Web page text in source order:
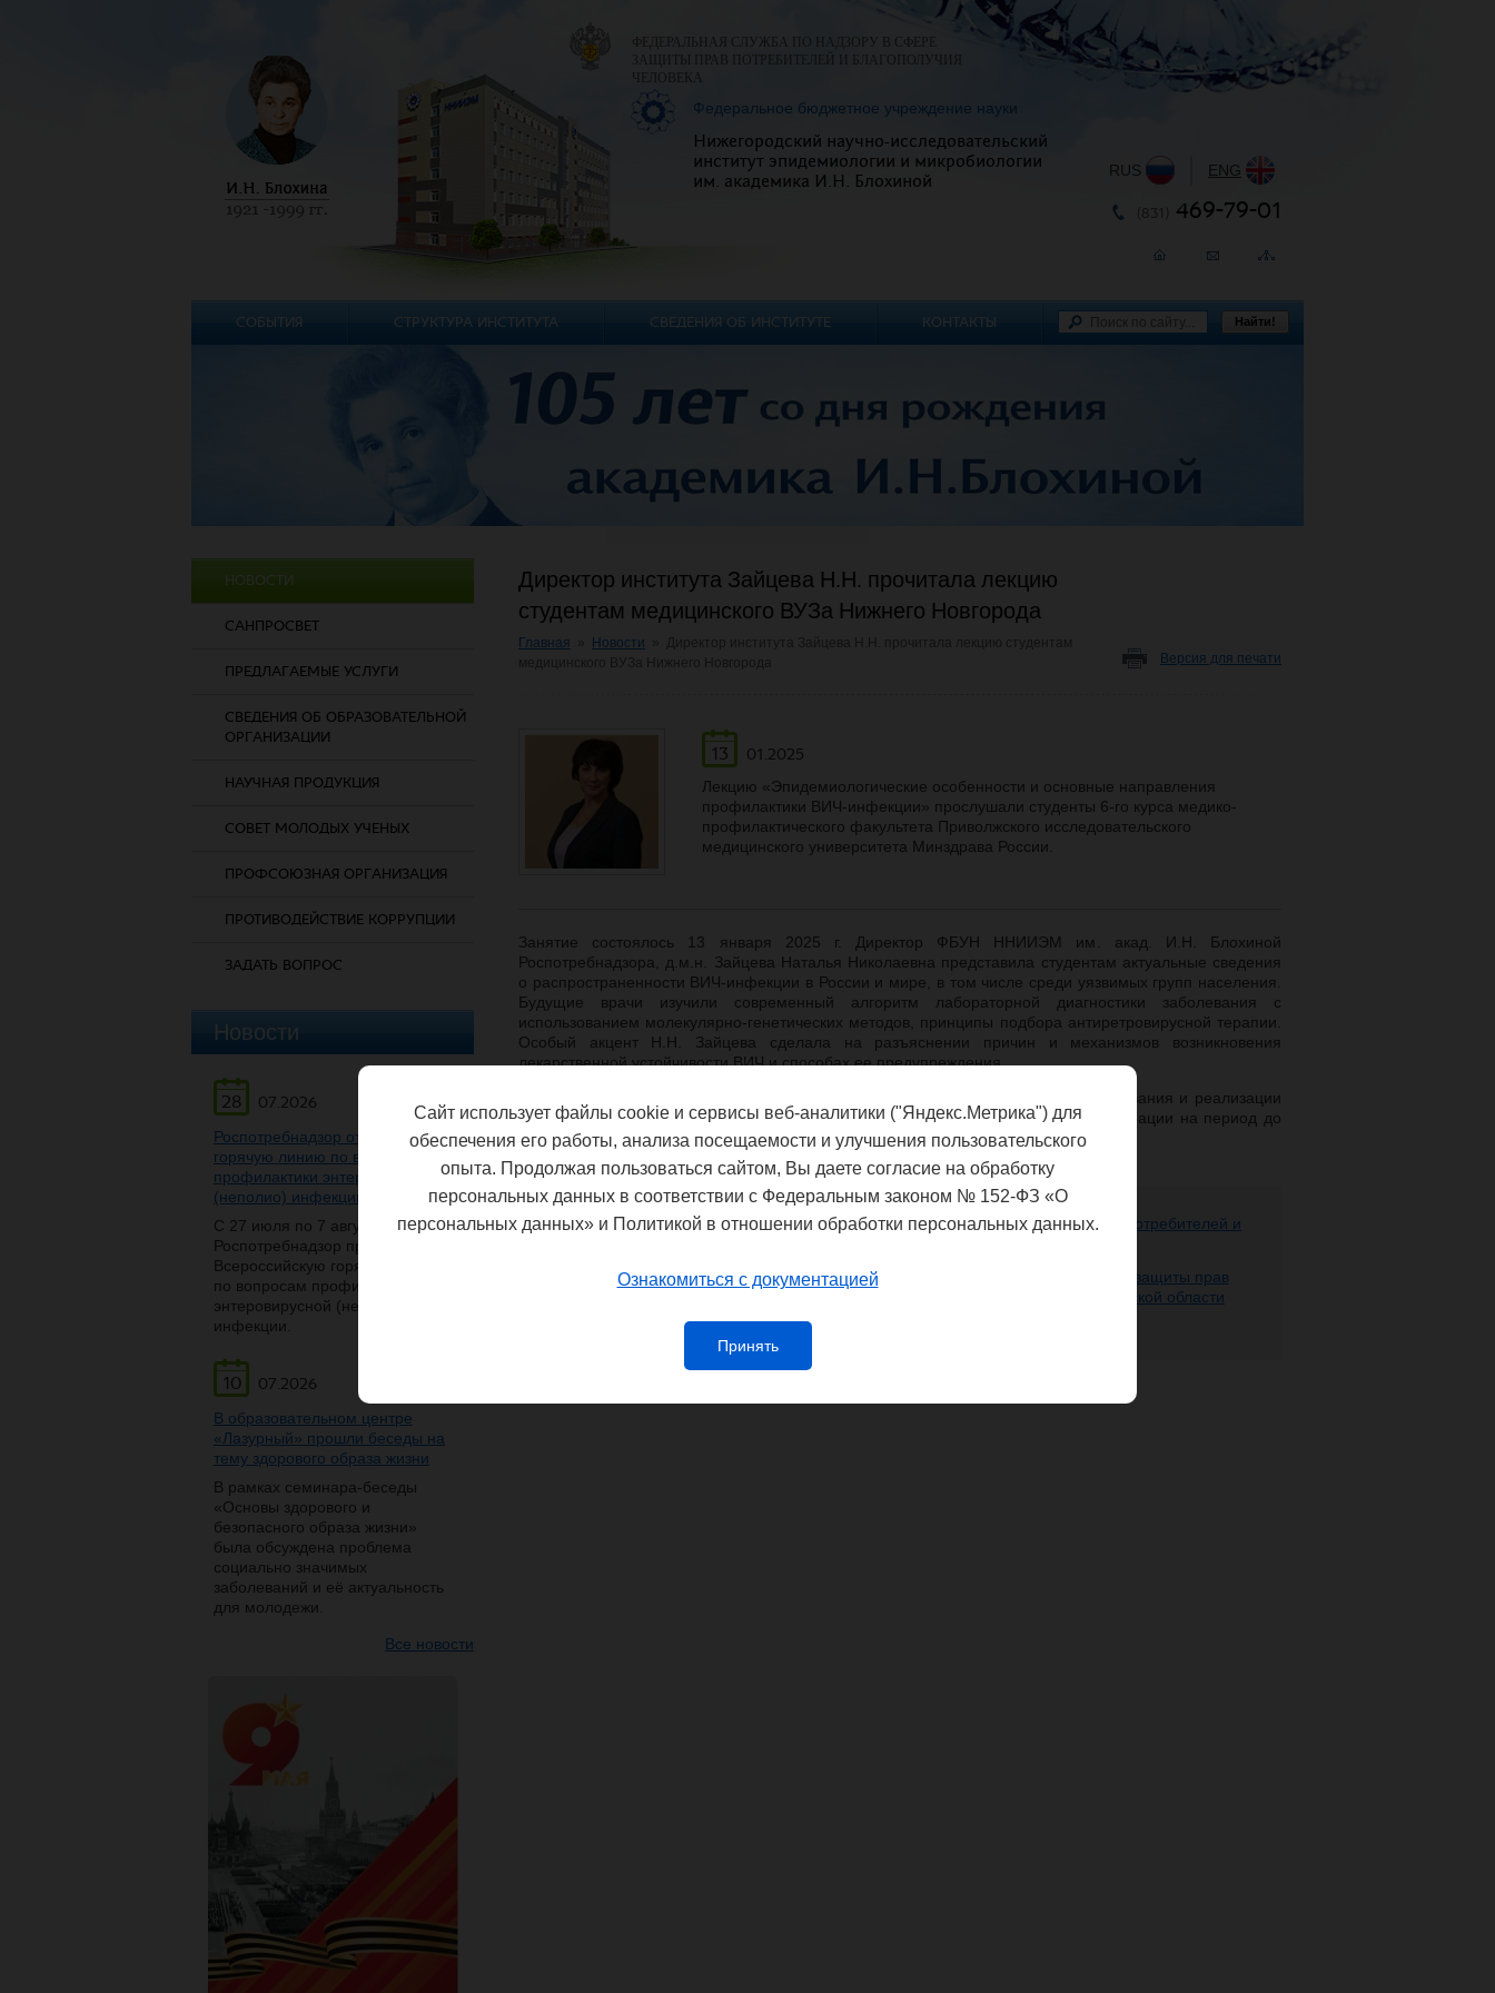
НОВОСТИ
САНПРОСВЕТ
ПРЕДЛАГАЕМЫЕ УСЛУГИ
СВЕДЕНИЯ ОБ ОБРАЗОВАТЕЛЬНОЙ
ОРГАНИЗАЦИИ
НАУЧНАЯ ПРОДУКЦИЯ
СОВЕТ МОЛОДЫХ УЧЕНЫХ
ПРОФСОЮЗНАЯ ОРГАНИЗАЦИЯ
ПРОТИВОДЕЙСТВИЕ КОРРУПЦИИ
ЗАДАТЬ ВОПРОС
Новости
28
07.2026
Роспотребнадзор открывает
горячую линию по вопросам
профилактики энтеровирусной
(неполио) инфекции
С 27 июля по 7 августа
Роспотребнадзор проведет
Всероссийскую горячую линию
по вопросам профилактики
энтеровирусной (неполио)
инфекции.
10
07.2026
В образовательном центре
«Лазурный» прошли беседы на
тему здорового образа жизни
В рамках семинара-беседы
«Основы здорового и
безопасного образа жизни»
была обсуждена проблема
социально значимых
заболеваний и её актуальность
для молодежи.
Все новости
Директор института Зайцева Н.Н. прочитала лекцию
студентам медицинского ВУЗа Нижнего Новгорода
Главная Новости
Версия для печати
13
01.2025
Лекцию «Эпидемиологические особенности и основные направления
профилактики ВИЧ-инфекции» прослушали студенты 6-го курса медико-
профилактического факультета Приволжского исследовательского
медицинского университета Минздрава России.
Занятие состоялось 13 января 2025 г. Директор ФБУН ННИИЭМ им. акад. И.Н. Блохиной
Роспотребнадзора, д.м.н. Зайцева Наталья Николаевна представила студентам актуальные сведения
о распространенности ВИЧ-инфекции в России и мире, в том числе среди уязвимых групп населения.
Будущие врачи изучили современный алгоритм лабораторной диагностики заболевания с
использованием молекулярно-генетических методов, принципы подбора антиретровирусной терапии.
Особый акцент Н.Н. Зайцева сделала на разъяснении причин и механизмов возникновения
лекарственной устойчивости ВИЧ и способах ее предупреждения.
В рамках лекции также были освещены основные аспекты профилактики заболевания и реализации
Стратегии противодействия распространению ВИЧ-инфекции в Российской Федерации на период до
2030 г.
Федеральная служба по надзору в сфере защиты прав потребителей и
Управление Федеральной службы по надзору в сфере защиты прав
потребителей и благополучия человека по Нижегородской области
ФЕДЕРАЛЬНАЯ СЛУЖБА ПО НАДЗОРУ В СФЕРЕ
ЗАЩИТЫ ПРАВ ПОТРЕБИТЕЛЕЙ И БЛАГОПОЛУЧИЯ
ЧЕЛОВЕКА
Федеральное бюджетное учреждение науки
Нижегородский научно-исследовательский
институт эпидемиологии и микробиологии
им. академика И.Н. Блохиной
RUS ENG
469-79-01
СОБЫТИЯ СТРУКТУРА ИНСТИТУТА СВЕДЕНИЯ ОБ ИНСТИТУТЕ КОНТАКТЫ Найти!
Сайт использует файлы cookie и сервисы веб-аналитики ("Яндекс.Метрика") для
обеспечения его работы, анализа посещаемости и улучшения пользовательского
опыта. Продолжая пользоваться сайтом, Вы даете согласие на обработку
персональных данных в соответствии с Федеральным законом № 152-ФЗ «О
персональных данных» и Политикой в отношении обработки персональных данных.
Ознакомиться с документацией
Принять